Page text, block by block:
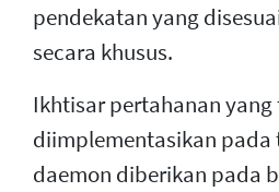
pendekatan yang
secara khusus.
Ikhtisar pertahanan yang
diimplementasikan pada
daemon diberikan pada